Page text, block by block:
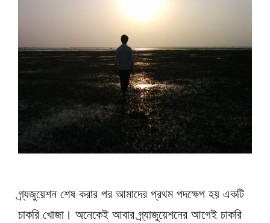
গ্র্যজুয়েশন শেষ করার পর আমাদের প্রথম পদক্ষেপ হয় একটি
চাকরি খোজা। অনেকেই আবার গ্র্যাজুয়েশনের আগেই চাকরি